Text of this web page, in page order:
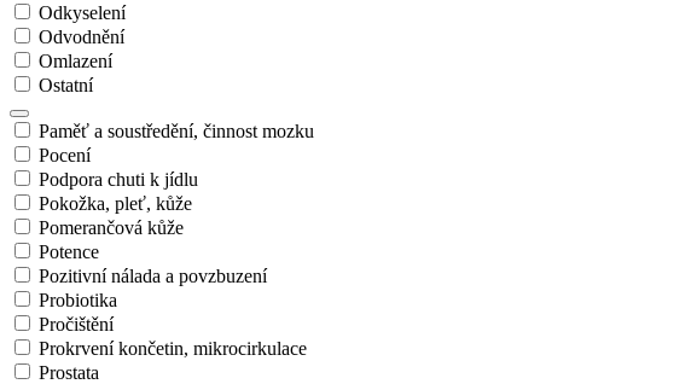
Odkyselení
Odvodnění
Omlazení
Ostatní
Paměť a soustředění, činnost mozku
Pocení
Podpora chuti k jídlu
Pokožka, pleť, kůže
Pomerančová kůže
Potence
Pozitivní nálada a povzbuzení
Probiotika
Pročištění
Prokrvení končetin, mikrocirkulace
Prostata